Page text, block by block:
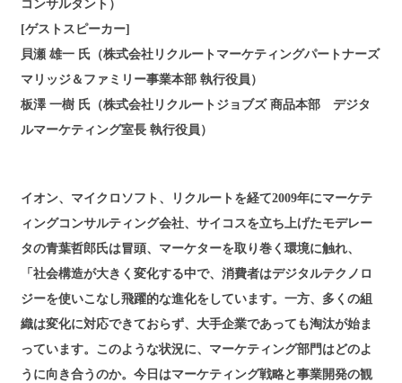
コンサルタント）
[ゲストスピーカー]
貝瀬 雄一 氏（株式会社リクルートマーケティングパートナーズ
マリッジ＆ファミリー事業本部 執行役員）
板澤 一樹 氏（株式会社リクルートジョブズ 商品本部 デジタ
ルマーケティング室長 執行役員）
イオン、マイクロソフト、リクルートを経て2009年にマーケテ
ィングコンサルティング会社、サイコスを立ち上げたモデレー
タの青葉哲郎氏は冒頭、マーケターを取り巻く環境に触れ、
「社会構造が大きく変化する中で、消費者はデジタルテクノロ
ジーを使いこなし飛躍的な進化をしています。一方、多くの組
織は変化に対応できておらず、大手企業であっても淘汰が始ま
っています。このような状況に、マーケティング部門はどのよ
うに向き合うのか。今日はマーケティング戦略と事業開発の観